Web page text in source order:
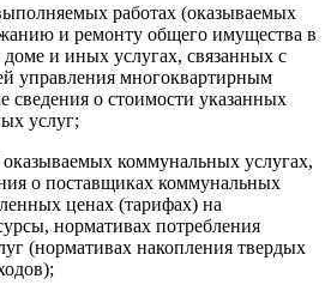
работах (оказываемых
и ремонту общего имущества в
и иных услугах, связанных с
управления многоквартирным
сведения о стоимости указанных
услуг;
коммунальных услугах,
о поставщиках коммунальных
ценах (тарифах) на
нормативах потребления
(нормативах накопления твердых